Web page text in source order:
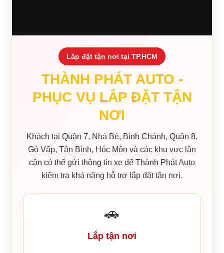
Lắp đặt tận nơi tại TP.HCM
THÀNH PHÁT AUTO -
PHỤC VỤ LẮP ĐẶT TẬN
NƠI
Khách tại Quận 7, Nhà Bè, Bình Chánh, Quận 8,
Gò Vấp, Tân Bình, Hóc Môn và các khu vực lân
cận có thể gửi thông tin xe để Thành Phát Auto
kiểm tra khả năng hỗ trợ lắp đặt tận nơi.
🚗
Lắp tận nơi